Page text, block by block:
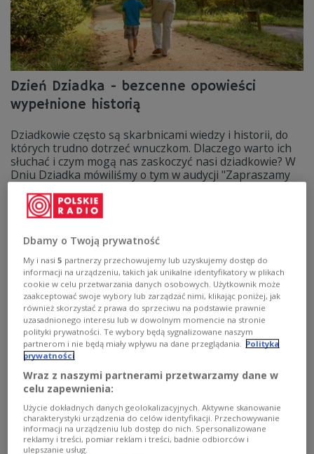
Dzień Dziadka - bezcenne opowieści
wypełnione historią
Dziadkowie często są skarbnicami wiedzy i historii, do
których trudno dotrzeć wnuczkom. Dlaczego warto ich
słuchać i czym mogą nas zaskoczyć nasi dziadkowie? W
Dniu Dziadka mówiliśmy o tym w audycji "Zapraszamy
Zobacz więcej na temat:
Dzień Dziadka
Czym zimą sypać chodniki: solą, piaskiem?
A może nie sypać i tylko odgarniać śnieg?
Śnieg i mróz to odwieczny wróg pieszych: oblodzone,
Dbamy o Twoją prywatność
My i nasi5 partnerzy przechowujemy lub uzyskujemy dostęp do
informacji na urządzeniu, takich jak unikalne identyfikatory w plikach
cookie w celu przetwarzania danych osobowych. Użytkownik może
zaakceptować swoje wybory lub zarządzać nimi, klikając poniżej, jak
również skorzystać z prawa do sprzeciwu na podstawie prawnie
uzasadnionego interesu lub w dowolnym momencie na stronie
polityki prywatności. Te wybory będą sygnalizowane naszym
partnerom i nie będą miały wpływu na dane przeglądania. Polityka
prywatności
Wraz z naszymi partnerami przetwarzamy dane w
celu zapewnienia:
Użycie dokładnych danych geolokalizacyjnych. Aktywne skanowanie
charakterystyki urządzenia do celów identyfikacji. Przechowywanie
informacji na urządzeniu lub dostęp do nich. Spersonalizowane
reklamy i treści, pomiar reklam i treści, badnie odbiorców i
ulepszanie usług.